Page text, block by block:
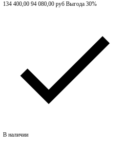
134 400,00 94 080,00 руб Выгода 30%
В наличии